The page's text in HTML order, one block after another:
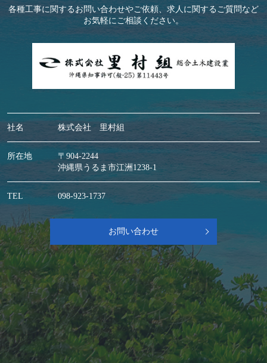
各種工事に関するお問い合わせやご依頼、求人に関するご質問など
お気軽にご相談ください。
社名 株式会社 里村組
所在地
〒904-2244
沖縄県うるま市江洲1238-1
TEL 098-923-1737
お問い合わせ